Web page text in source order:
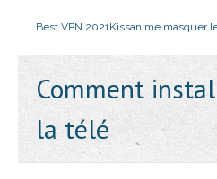
Best VPN 2021Kissanime masquer
Comment
la télé